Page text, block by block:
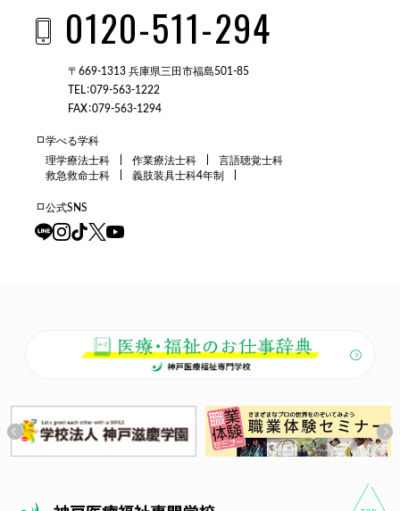
0120-511-294
〒669-1313 兵庫県三田市福島501-85
TEL：079-563-1222
FAX：079-563-1294
学べる学科
理学療法士科
作業療法士科
言語聴覚士科
救急救命士科
義肢装具士科4年制
公式SNS